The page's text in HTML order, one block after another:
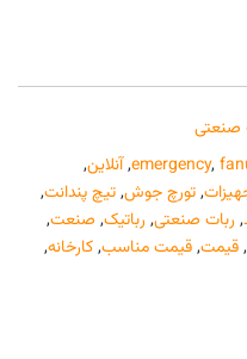
صنعتی
emergency,
,آنلاین,
,تورچ جوش,تیچ پندانت,
, ربات صنعتی, رباتیک, صنعت,
,قیمت,قیمت مناسب,کارخانه,